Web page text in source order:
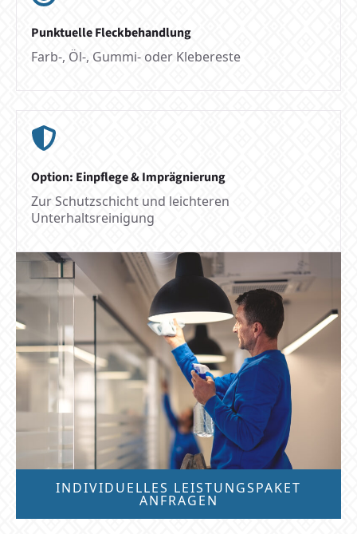
Punktuelle Fleckbehandlung
Farb-, Öl-, Gummi- oder Klebereste
Option: Einpflege & Imprägnierung
Zur Schutzschicht und leichteren
Unterhaltsreinigung
INDIVIDUELLES LEISTUNGSPAKET
ANFRAGEN